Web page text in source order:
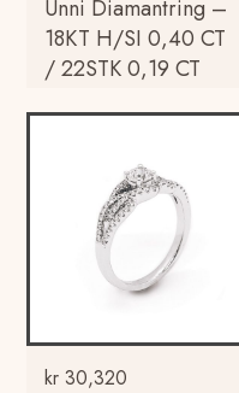
Unni Diamantring –
18KT H/SI 0,40 CT
/ 22STK 0,19 CT
kr 30,320